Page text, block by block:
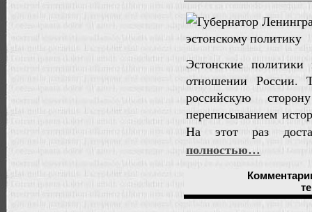
Эстонские
отношении России.
российскую
переписыванием
На этот раз
полностью…